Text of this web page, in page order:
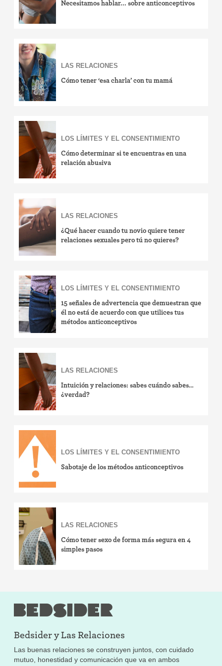
Necesitamos hablar... sobre anticonceptivos
LAS RELACIONES
Cómo tener ‘esa charla’ con tu mamá
LOS LÍMITES Y EL CONSENTIMIENTO
Cómo determinar si te encuentras en una
relación abusiva
LAS RELACIONES
¿Qué hacer cuando tu novio quiere tener
relaciones sexuales pero tú no quieres?
LOS LÍMITES Y EL CONSENTIMIENTO
15 señales de advertencia que demuestran que
él no está de acuerdo con que utilices tus
métodos anticonceptivos
LAS RELACIONES
Intuición y relaciones: sabes cuándo sabes…
¿verdad?
LOS LÍMITES Y EL CONSENTIMIENTO
Sabotaje de los métodos anticonceptivos
LAS RELACIONES
Cómo tener sexo de forma más segura en 4
simples pasos
Bedsider yLas Relaciones
Las buenas relaciones se construyen juntos, con cuidado
mutuo, honestidad y comunicación que va en ambos